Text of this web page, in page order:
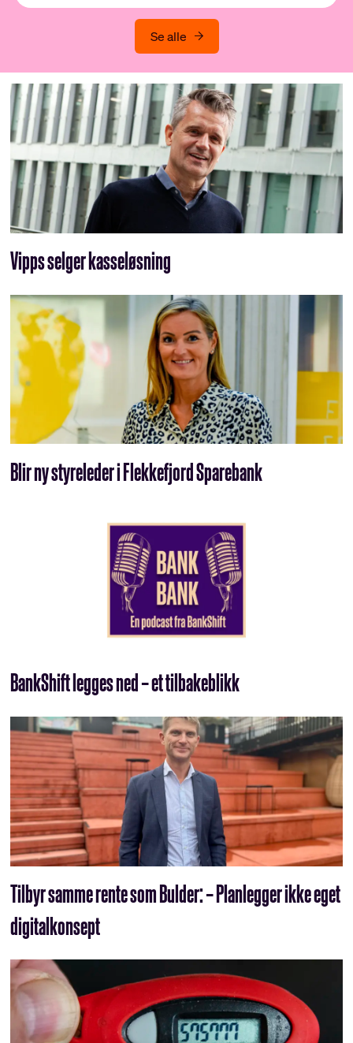
Se alle
Vipps selger kasseløsning
Blir ny styreleder i Flekkefjord Sparebank
BankShift legges ned – et tilbakeblikk
Tilbyr samme rente som Bulder: – Planlegger ikke eget
digitalkonsept